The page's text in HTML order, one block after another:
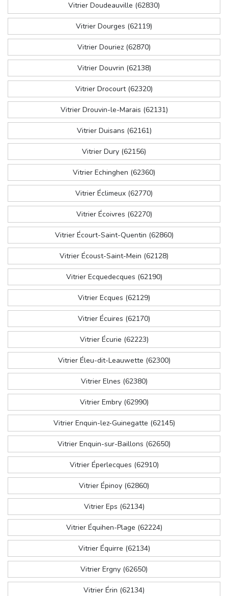
Vitrier Doudeauville (62830)
Vitrier Dourges (62119)
Vitrier Douriez (62870)
Vitrier Douvrin (62138)
Vitrier Drocourt (62320)
Vitrier Drouvin-le-Marais (62131)
Vitrier Duisans (62161)
Vitrier Dury (62156)
Vitrier Echinghen (62360)
Vitrier Éclimeux (62770)
Vitrier Écoivres (62270)
Vitrier Écourt-Saint-Quentin (62860)
Vitrier Écoust-Saint-Mein (62128)
Vitrier Ecquedecques (62190)
Vitrier Ecques (62129)
Vitrier Écuires (62170)
Vitrier Écurie (62223)
Vitrier Éleu-dit-Leauwette (62300)
Vitrier Elnes (62380)
Vitrier Embry (62990)
Vitrier Enquin-lez-Guinegatte (62145)
Vitrier Enquin-sur-Baillons (62650)
Vitrier Éperlecques (62910)
Vitrier Épinoy (62860)
Vitrier Eps (62134)
Vitrier Équihen-Plage (62224)
Vitrier Équirre (62134)
Vitrier Ergny (62650)
Vitrier Érin (62134)